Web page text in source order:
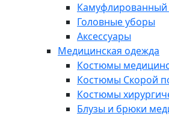
Камуфлированный
Головные уборы
Аксессуары
Медицинская одежда
Костюмы
Костюмы Скорой
Костюмы
Блузы и брюки